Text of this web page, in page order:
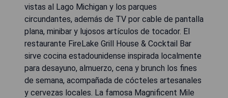
vistas al Lago Michigan y los parques
circundantes, además de TV por cable de pantalla
plana, minibar y lujosos artículos de tocador. El
restaurante FireLake Grill House & Cocktail Bar
sirve cocina estadounidense inspirada localmente
para desayuno, almuerzo, cena y brunch los fines
de semana, acompañada de cócteles artesanales
y cervezas locales. La famosa Magnificent Mile